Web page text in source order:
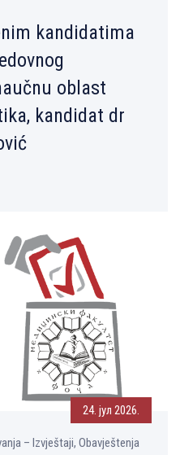
kandidatima
oblast
kandidat dr
24. јул 2026.
– Izvještaji, Obavještenja